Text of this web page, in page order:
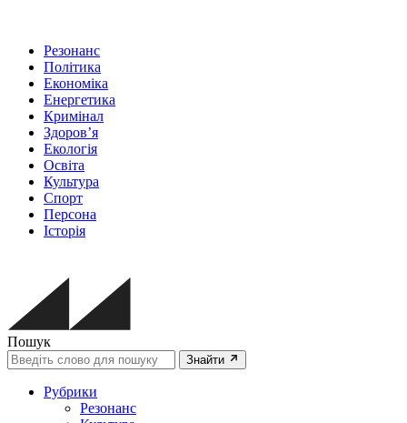
Резонанс
Політика
Економіка
Енергетика
Кримінал
Здоров’я
Екологія
Освіта
Культура
Спорт
Персона
Історія
Пошук
Знайти
Рубрики
Резонанс